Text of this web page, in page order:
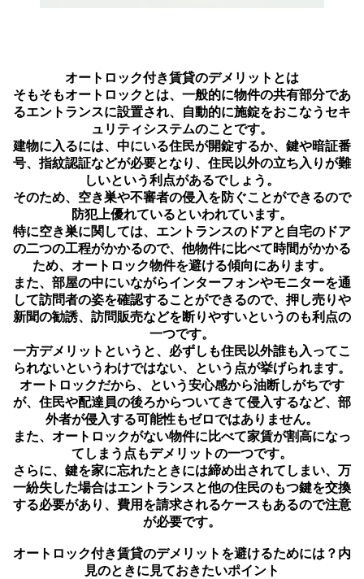
オートロック付き賃貸のデメリットとは
そもそもオートロックとは、一般的に物件の共有部分であ
るエントランスに設置され、自動的に施錠をおこなうセキ
ュリティシステムのことです。
建物に入るには、中にいる住民が開錠するか、鍵や暗証番
号、指紋認証などが必要となり、住民以外の立ち入りが難
しいという利点があるでしょう。
そのため、空き巣や不審者の侵入を防ぐことができるので
防犯上優れているといわれています。
特に空き巣に関しては、エントランスのドアと自宅のドア
の二つの工程がかかるので、他物件に比べて時間がかかる
ため、オートロック物件を避ける傾向にあります。
また、部屋の中にいながらインターフォンやモニターを通
して訪問者の姿を確認することができるので、押し売りや
新聞の勧誘、訪問販売などを断りやすいというのも利点の
一つです。
一方デメリットというと、必ずしも住民以外誰も入ってこ
られないというわけではない、という点が挙げられます。
オートロックだから、という安心感から油断しがちです
が、住民や配達員の後ろからついてきて侵入するなど、部
外者が侵入する可能性もゼロではありません。
また、オートロックがない物件に比べて家賃が割高になっ
てしまう点もデメリットの一つです。
さらに、鍵を家に忘れたときには締め出されてしまい、万
一紛失した場合はエントランスと他の住民のもつ鍵を交換
する必要があり、費用を請求されるケースもあるので注意
が必要です。
オートロック付き賃貸のデメリットを避けるためには？内
見のときに見ておきたいポイント